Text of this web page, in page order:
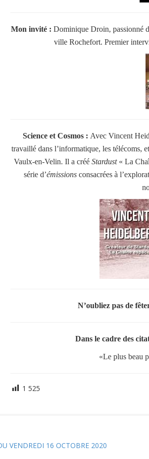
Mon invité : Dominique Droin, passionné
ville Rochefort. Premier
Science et Cosmos : Avec Vincent
travaillé dans l’informatique, les télécoms,
Vaulx-en-Velin. Il a créé Stardust« La
série d’émissions consacrées à
N’oubliez pas de
Dans le cadre des
«Le plus beau
1 525
VENDREDI 16 OCTOBRE 2020